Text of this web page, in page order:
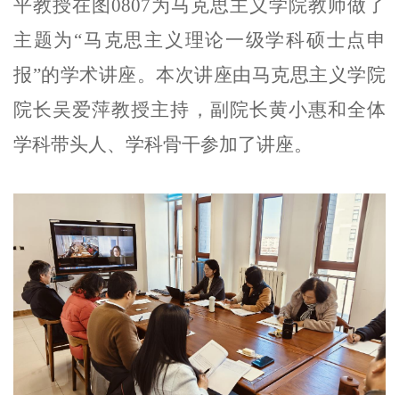
平教授在图0807为马克思主义学院教师做了
主题为“马克思主义理论一级学科硕士点申
报”的学术讲座。本次讲座由马克思主义学院
院长吴爱萍教授主持，副院长黄小惠和全体
学科带头人、学科骨干参加了讲座。